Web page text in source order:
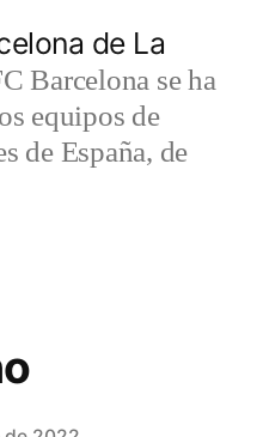
de La
Barcelona se ha
equipos de
de España, de